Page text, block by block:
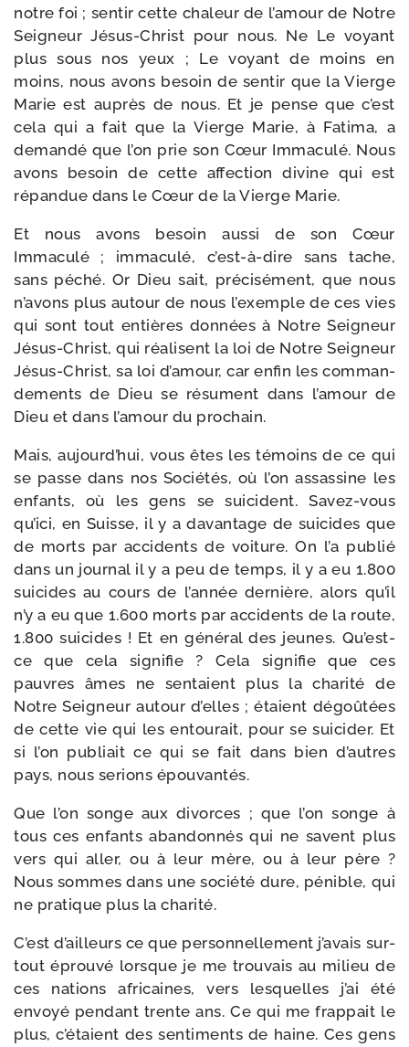
notre foi ; sen­tir cette cha­leur de l’amour de Notre
Seigneur Jésus-​Christ pour nous. Ne Le voyant
plus sous nos yeux ; Le voyant de moins en
moins, nous avons besoin de sen­tir que la Vierge
Marie est auprès de nous. Et je pense que c’est
cela qui a fait que la Vierge Marie, à Fatima, a
deman­dé que l’on prie son Cœur Immaculé. Nous
avons besoin de cette affec­tion divine qui est
répan­due dans le Cœur de la Vierge Marie.
Et nous avons besoin aus­si de son Cœur
Immaculé ; imma­cu­lé, c’est-à-dire sans tache,
sans péché. Or Dieu sait, pré­ci­sé­ment, que nous
n’avons plus autour de nous l’exemple de ces vies
qui sont tout entières don­nées à Notre Seigneur
Jésus-​Christ, qui réa­lisent la loi de Notre Seigneur
Jésus-​Christ, sa loi d’amour, car enfin les com­man­
de­ments de Dieu se résument dans l’amour de
Dieu et dans l’amour du prochain.
Mais, aujourd’hui, vous êtes les témoins de ce qui
se passe dans nos Sociétés, où l’on assas­sine les
enfants, où les gens se sui­cident. Savez-​vous
qu’ici, en Suisse, il y a davan­tage de sui­cides que
de morts par acci­dents de voi­ture. On l’a publié
dans un jour­nal il y a peu de temps, il y a eu 1.800
sui­cides au cours de l’année der­nière, alors qu’il
n’y a eu que 1.600 morts par acci­dents de la route,
1.800 sui­cides ! Et en géné­ral des jeunes. Qu’est-
ce que cela signi­fie ? Cela signi­fie que ces
pauvres âmes ne sen­taient plus la cha­ri­té de
Notre Seigneur autour d’elles ; étaient dégoû­tées
de cette vie qui les entou­rait, pour se sui­ci­der. Et
si l’on publiait ce qui se fait dans bien d’autres
pays, nous serions épouvantés.
Que l’on songe aux divorces ; que l’on songe à
tous ces enfants aban­don­nés qui ne savent plus
vers qui aller, ou à leur mère, ou à leur père ?
Nous sommes dans une socié­té dure, pénible, qui
ne pra­tique plus la charité.
C’est d’ailleurs ce que per­son­nel­le­ment j’avais sur­
tout éprou­vé lorsque je me trou­vais au milieu de
ces nations afri­caines, vers les­quelles j’ai été
envoyé pen­dant trente ans. Ce qui me frap­pait le
plus, c’étaient des sen­ti­ments de haine. Ces gens